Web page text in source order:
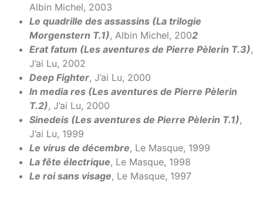
Albin Michel, 2003
Le quadrille des assassins (La trilogie
Morgenstern T.1), Albin Michel, 2002
Erat fatum (Les aventures de Pierre Pèlerin T.3),
J’ai Lu, 2002
Deep Fighter, J’ai Lu, 2000
In media res (Les aventures de Pierre Pèlerin
T.2), J’ai Lu, 2000
Sinedeis (Les aventures de Pierre Pèlerin T.1),
J’ai Lu, 1999
Le virus de décembre, Le Masque, 1999
La fête électrique, Le Masque, 1998
Le roi sans visage, Le Masque, 1997